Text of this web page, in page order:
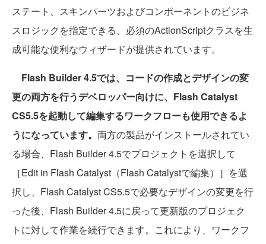
ステート、スキンパーツおよびコンポーネントのビジネ
スロジックを指定できる、必須のActionScriptクラスを生
成可能な便利なウィザードが提供されています。
Flash Builder 4.5では、コードの作成とデザインの変
更の両方を行うデベロッパー向けに、Flash Catalyst
CS5.5を起動して編集するワークフローも使用できるよ
うになっています。 両方の製品がインストールされてい
る場合、Flash Builder 4.5でプロジェクトを選択して
［Edit in Flash Catalyst（Flash Catalystで編集）］を選
択し、Flash Catalyst CS5.5で必要なデザインの変更を行
った後、Flash Builder 4.5に戻って更新版のプロジェク
トに対して作業を続行できます。これにより、ワークフ